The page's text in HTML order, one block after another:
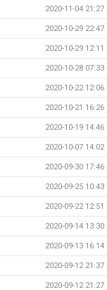
2020-11-04 21:27
2020-10-29 22:47
2020-10-29 12:11
2020-10-28 07:33
2020-10-22 12:06
2020-10-21 16:26
2020-10-19 14:46
2020-10-07 14:02
2020-09-30 17:46
2020-09-25 10:43
2020-09-22 12:51
2020-09-14 13:30
2020-09-13 16:14
2020-09-12 21:37
2020-09-12 21:27